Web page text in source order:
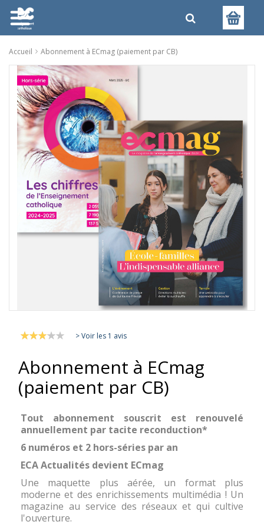
Accueil Abonnement à ECmag (paiement par CB)
Skip
the
end
the
images
gallery
beginning
the
images
gallery
Évaluation: > Voir les 1 avis
Abonnement à ECmag
(paiement par CB)
Tout abonnement souscrit est renouvelé
annuellement par tacite reconduction*
6 numéros et 2 hors-séries par an
ECA Actualités devient ECmag
Une maquette plus aérée, un format plus
moderne et des enrichissements multimédia ! Un
magazine au service des réseaux et qui cultive
l'ouverture.